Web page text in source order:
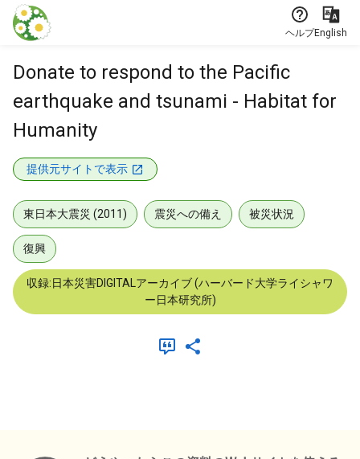
本文に飛ぶ
ヘルプEnglish
Donate to respond to the Pacific
earthquake and tsunami - Habitat for
Humanity
提供元サイトで表示
東日本大震災 (2011) 震災への備え 被災状況
復興
収録:日本災害DIGITALアーカイブ (ハーバード大学ライシャワ
ー日本研究所)